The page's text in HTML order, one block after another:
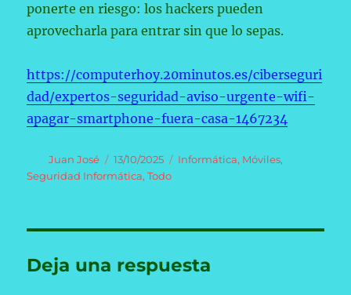
ponerte en riesgo: los hackers pueden
aprovecharla para entrar sin que lo sepas.
https://computerhoy.20minutos.es/ciberseguri
dad/expertos-seguridad-aviso-urgente-wifi-
apagar-smartphone-fuera-casa-1467234
Autor
Juan José
Publicado
el
13/10/2025 Categorías
Informática, Móviles,
Seguridad Informática,Todo
Deja una respuesta